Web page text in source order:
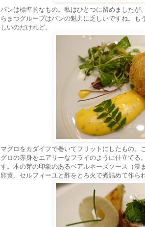
パンは標準的なもの。私はひとつに留めましたが
らまつグループはパンの魅力に乏しいですね。も
しいのだけれど。
マグロをカダイフで巻いてフリットにしたもの。
グロの赤身をエアリーなフライのように仕立てる
す。木の芽の印象のあるベアルネーズソース（澄
卵黄、セルフィーユと酢をとろ火で煮詰めて作ら